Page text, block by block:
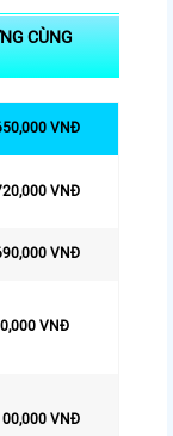
CÙNG
VNĐ
VNĐ
VNĐ
VNĐ
VNĐ